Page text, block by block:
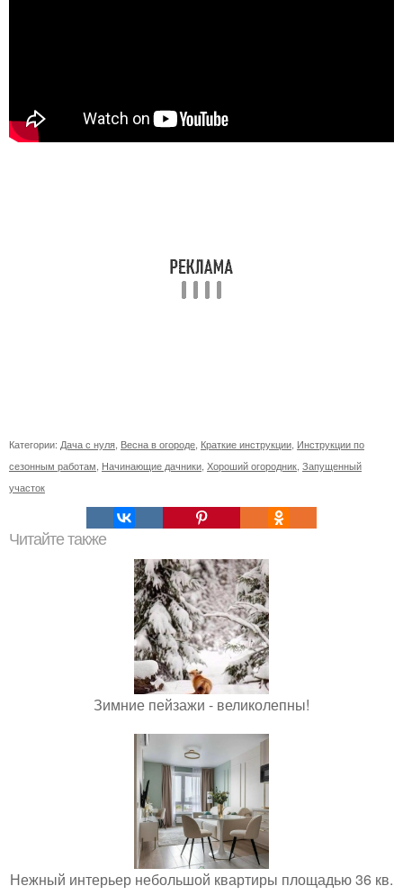
Категории: Дача с нуля, Весна в огороде, Краткие инструкции, Инструкции по
сезонным работам, Начинающие дачники, Хороший огородник, Запущенный
участок
Читайте также
Зимние пейзажи - великолепны!
Нежный интерьер небольшой квартиры площадью 36 кв.